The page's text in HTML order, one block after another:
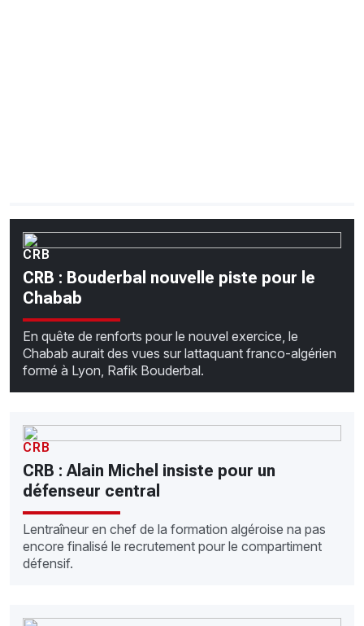
CRB
CRB : Bouderbal nouvelle piste pour le
Chabab
En quête de renforts pour le nouvel exercice, le
Chabab aurait des vues sur lattaquant franco-algérien
formé à Lyon, Rafik Bouderbal.
CRB
CRB : Alain Michel insiste pour un
défenseur central
Lentraîneur en chef de la formation algéroise na pas
encore finalisé le recrutement pour le compartiment
défensif.